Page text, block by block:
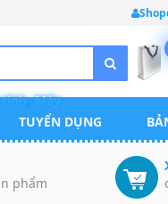
tính, Máy
TUYỂN DỤNG
phẩm